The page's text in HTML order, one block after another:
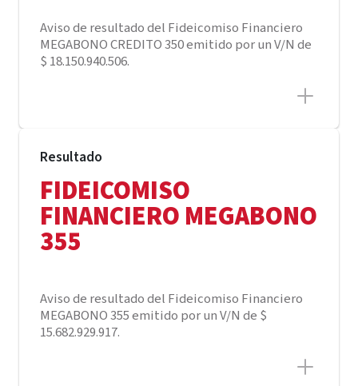
Aviso de resultado del Fideicomiso Financiero
MEGABONO CREDITO 350 emitido por un V/N de
$ 18.150.940.506.
Resultado
FIDEICOMISO
FINANCIERO MEGABONO
355
Aviso de resultado del Fideicomiso Financiero
MEGABONO 355 emitido por un V/N de $
15.682.929.917.